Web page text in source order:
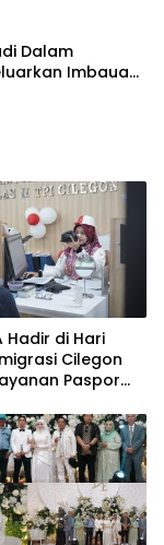
Dalam
Imbauan
Hadir di Hari
Cilegon
Paspor